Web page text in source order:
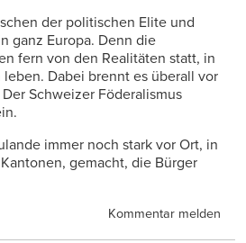
der politischen Elite und
ganz Europa. Denn die
fern von den Realitäten statt, in
Dabei brennt es überall vor
Schweizer Föderalismus
immer noch stark vor Ort, in
gemacht, die Bürger
Kommentar melden